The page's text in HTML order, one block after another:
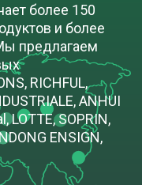
более 150
и более
предлагаем
RICHFUL,
ANHUI
LOTTE, SOPRIN,
ENSIGN,